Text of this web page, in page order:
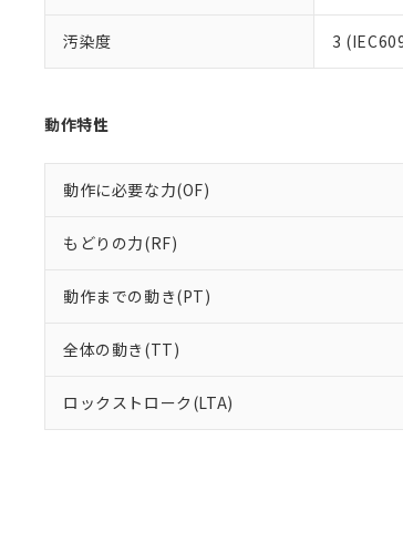
汚染度 3
動作特性
動作に必要な力(OF)
もどりの力(RF)
動作までの動き(PT)
全体の動き(TT)
ロックストローク(LTA)
り割